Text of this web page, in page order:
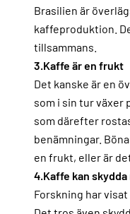
Brasilien är
kaffeproduktion.
tillsammans.
3.Kaffe är en frukt
Det kanske är en
som i sin tur växer
som därefter
benämningar.
en frukt, eller är
4.Kaffe kan
Forskning har